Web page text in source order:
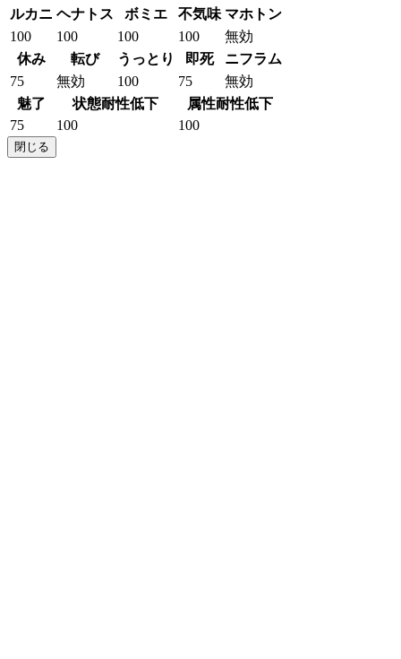
ルカニ ヘナトス ボミエ 不気味 マホトン
100
100 100 100
無効
休み
転び うっとり 即死
ニフラム
75
無効 100 75
無効
魅了
状態耐性低下
属性耐性低下
75
100 100
閉じる